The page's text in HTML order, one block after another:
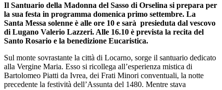
Il Santuario della Madonna del Sasso di Orselina si prepara per
la sua festa in programma domenica primo settembre. La
Santa Messa solenne è alle ore 10 e sarà presieduta dal vescovo
di Lugano Valerio Lazzeri. Alle 16.10 è prevista la recita del
Santo Rosario e la benedizione Eucaristica.
Sul monte sovrastante la città di Locarno, sorge il santuario dedicato
alla Vergine Maria. Esso si ricollega all’esperienza mistica di
Bartolomeo Piatti da Ivrea, dei Frati Minori conventuali, la notte
precedente la festività dell’Assunta del 1480. Mentre stava